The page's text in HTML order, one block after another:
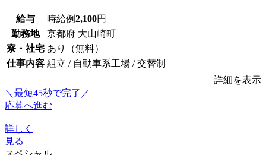
給与 時給例2,100円
勤務地
京都府 大山崎町
寮・社宅 あり（無料）
仕事内容 組立 / 自動車系工場 / 交替制
詳細を表示
＼最短45秒で完了／
応募へ進む
詳しく
見る